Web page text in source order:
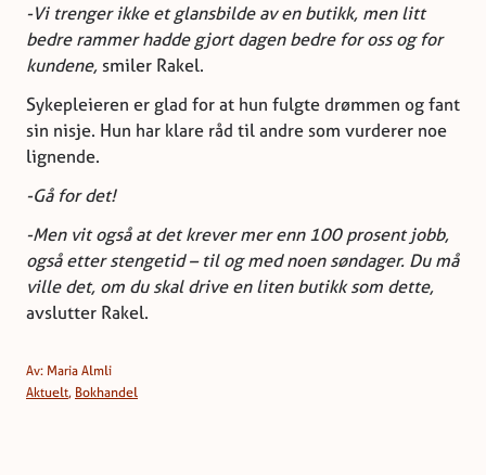
-Vi trenger ikke et glansbilde av en butikk, men litt
bedre rammer hadde gjort dagen bedre for oss og for
kundene,smiler Rakel.
Sykepleieren er glad for at hun fulgte drømmen og fant
sin nisje. Hun har klare råd til andre som vurderer noe
lignende.
-Gå for det!
-Men vit også at det krever mer enn 100 prosent jobb,
også etter stengetid – til og med noen søndager. Du må
ville det, om du skal drive en liten butikk som dette,
avslutter Rakel.
Av: Maria Almli
Aktuelt, Bokhandel